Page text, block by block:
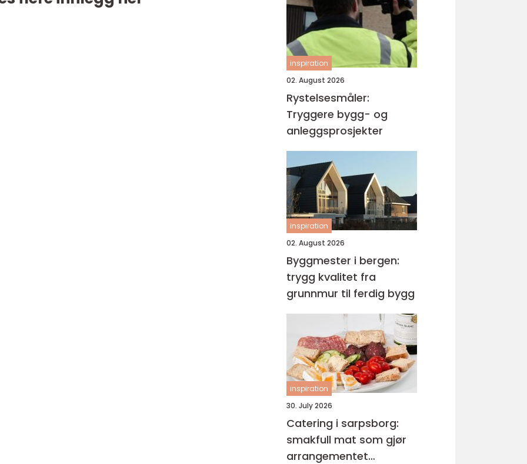
inspiration
02. August 2026
Rystelsesmåler:
Tryggere bygg- og
anleggsprosjekter
inspiration
02. August 2026
Byggmester i bergen:
trygg kvalitet fra
grunnmur til ferdig bygg
inspiration
30. July 2026
Catering i sarpsborg:
smakfull mat som gjør
arrangementet